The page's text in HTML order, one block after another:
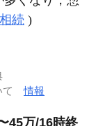
続 )
て情報
45万/16時終